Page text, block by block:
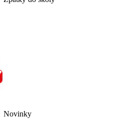
Novinky